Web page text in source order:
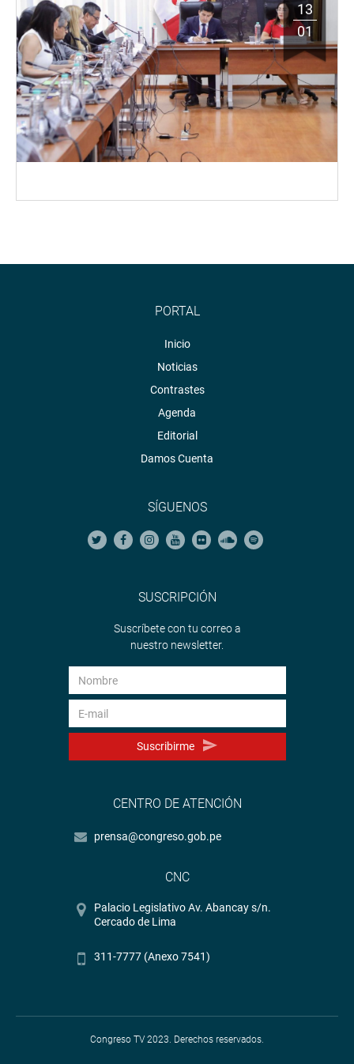
13
01
PORTAL
Inicio
Noticias
Contrastes
Agenda
Editorial
Damos Cuenta
SÍGUENOS
SUSCRIPCIÓN
Suscríbete con tu correo a
nuestro newsletter.
Suscribirme
CENTRO DE ATENCIÓN
prensa@congreso.gob.pe
CNC
Palacio Legislativo Av. Abancay s/n.
Cercado de Lima
311-7777 (Anexo 7541)
Congreso TV 2023. Derechos reservados.